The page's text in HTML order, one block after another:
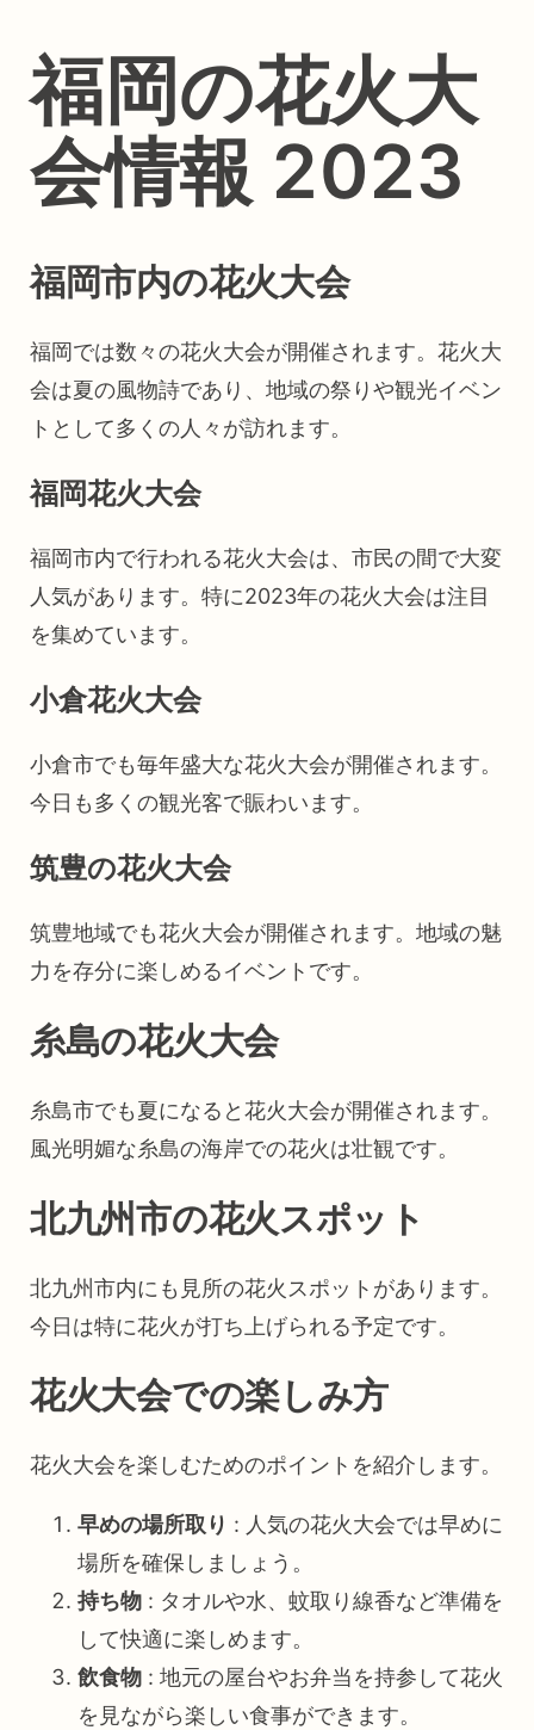
福岡の花火大
会情報 2023
福岡市内の花火大会
福岡では数々の花火大会が開催されます。花火大
会は夏の風物詩であり、地域の祭りや観光イベン
トとして多くの人々が訪れます。
福岡花火大会
福岡市内で行われる花火大会は、市民の間で大変
人気があります。特に2023年の花火大会は注目
を集めています。
小倉花火大会
小倉市でも毎年盛大な花火大会が開催されます。
今日も多くの観光客で賑わいます。
筑豊の花火大会
筑豊地域でも花火大会が開催されます。地域の魅
力を存分に楽しめるイベントです。
糸島の花火大会
糸島市でも夏になると花火大会が開催されます。
風光明媚な糸島の海岸での花火は壮観です。
北九州市の花火スポット
北九州市内にも見所の花火スポットがあります。
今日は特に花火が打ち上げられる予定です。
花火大会での楽しみ方
花火大会を楽しむためのポイントを紹介します。
早めの場所取り : 人気の花火大会では早めに
場所を確保しましょう。
持ち物 : タオルや水、蚊取り線香など準備を
して快適に楽しめます。
飲食物 : 地元の屋台やお弁当を持参して花火
を見ながら楽しい食事ができます。